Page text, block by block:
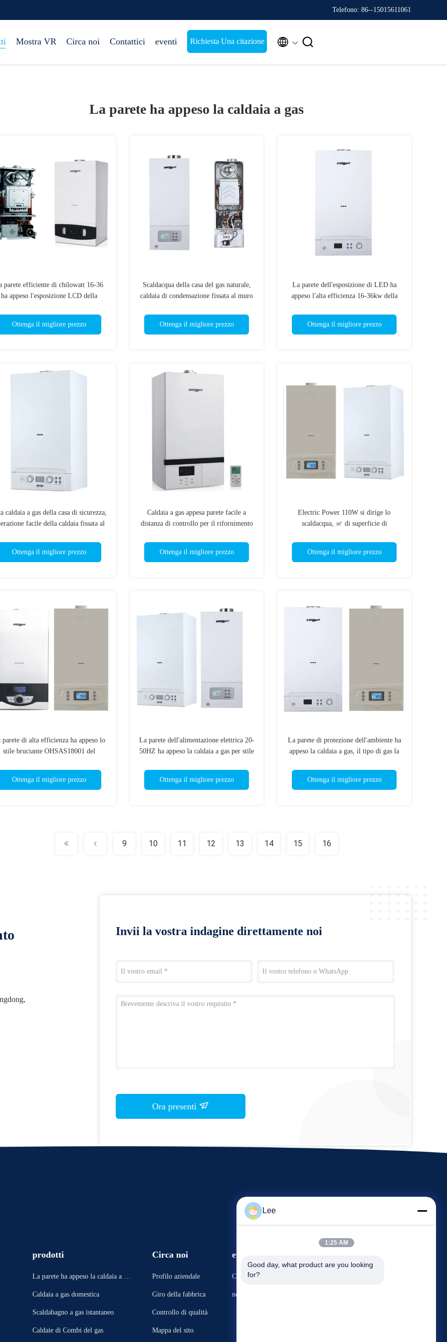
Telefono: 86--15015611061
Mostra VR Circa noi Contattici eventi Richiesta Una citazione  
La parete ha appeso la caldaia a gas
parete efficiente di chilowatt 16-36
ha appeso l'esposizione LCD della
Ottenga il migliore prezzo
Scaldacqua della casa del gas naturale,
caldaia di condensazione fissata al muro
Ottenga il migliore prezzo
La parete dell'esposizione di LED ha
appeso l'alta efficienza 16-36kw della
Ottenga il migliore prezzo
caldaia a gas della casa di sicurezza,
facile della caldaia fissata al
Ottenga il migliore prezzo
Caldaia a gas appesa parete facile a
distanza di controllo per il rifornimento
Ottenga il migliore prezzo
Electric Power 110W si dirige lo
scaldacqua, ㎡ di superficie di
Ottenga il migliore prezzo
parete di alta efficienza ha appeso lo
stile bruciante OHSAS18001 del
Ottenga il migliore prezzo
La parete dell'alimentazione elettrica 20-
50HZ ha appeso la caldaia a gas per stile
Ottenga il migliore prezzo
La parete di protezione dell'ambiente ha
appeso la caldaia a gas, il tipo di gas la
Ottenga il migliore prezzo
9 10 11 12 13 14 15 16
Invii la vostra indagine direttamente noi
Ora presenti
prodotti
La parete ha appeso la caldaia a ga
Caldaia a gas domestica
Scaldabagno a gas istantaneo
Caldaie di Combi del gas
Circa noi
Profilo aziendale
Giro della fabbrica
Controllo di qualità
Mappa del sito
eventi
Casi
notizie
Richiesta Una citazione
Lee
1:25 AM
Good day, what product are you looking
for?